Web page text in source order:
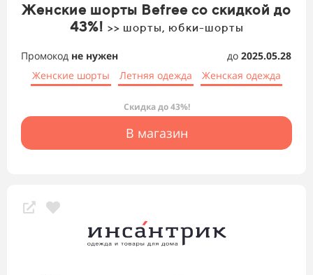
Женские шорты Befree со скидкой до
43%! >> шорты, юбки-шорты
Промокод не нужен до 2025.05.28
Женские шорты
Летняя одежда Женская одежда
Скидка до 43%!
В магазин